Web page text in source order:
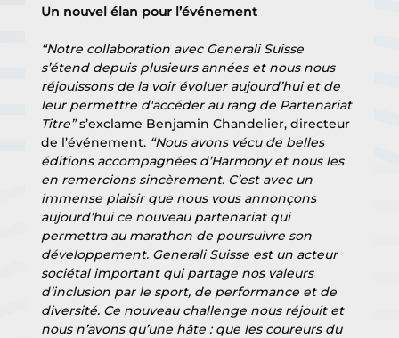
Un nouvel élan pour l’événement
“Notre collaboration avec Generali Suisse
s’étend depuis plusieurs années et nous nous
réjouissons de la voir évoluer aujourd’hui et de
leur permettre d'accéder au rang de Partenariat
Titre” s’exclame Benjamin Chandelier, directeur
de l’événement. “Nous avons vécu de belles
éditions accompagnées d’Harmony et nous les
en remercions sincèrement. C’est avec un
immense plaisir que nous vous annonçons
aujourd’hui ce nouveau partenariat qui
permettra au marathon de poursuivre son
développement. Generali Suisse est un acteur
sociétal important qui partage nos valeurs
d’inclusion par le sport, de performance et de
diversité. Ce nouveau challenge nous réjouit et
nous n’avons qu’une hâte : que les coureurs du